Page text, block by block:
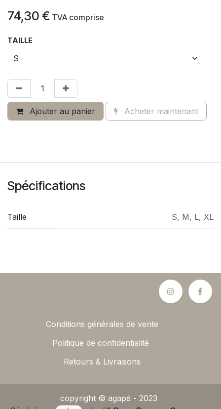
74,30 € TVA comprise
TAILLE
Ajouter au panier Acheter maintenant
Spécifications
Taille S, M, L, XL
Conditions générales de vente
Politique de confidentialité
Retours & Livraisons
copyright © agapé - 2023